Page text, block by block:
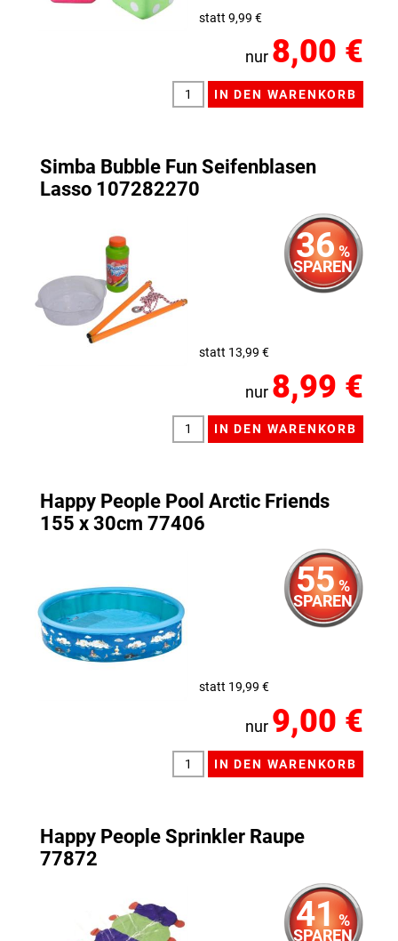
statt 9,99 €
nur 8,00 €
Simba Bubble Fun Seifenblasen
Lasso 107282270
36 %
SPAREN
statt 13,99 €
nur 8,99 €
Happy People Pool Arctic Friends
155 x 30cm 77406
55 %
SPAREN
statt 19,99 €
nur 9,00 €
Happy People Sprinkler Raupe
77872
41 %
SPAREN